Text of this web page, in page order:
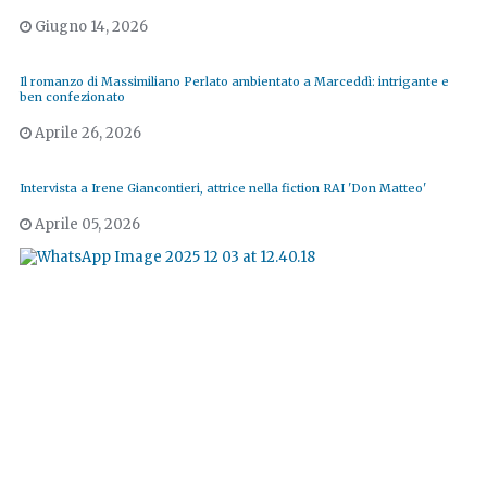
Giugno 14, 2026
Il romanzo di Massimiliano Perlato ambientato a Marceddì: intrigante e
ben confezionato
Aprile 26, 2026
Intervista a Irene Giancontieri, attrice nella fiction RAI 'Don Matteo'
Aprile 05, 2026